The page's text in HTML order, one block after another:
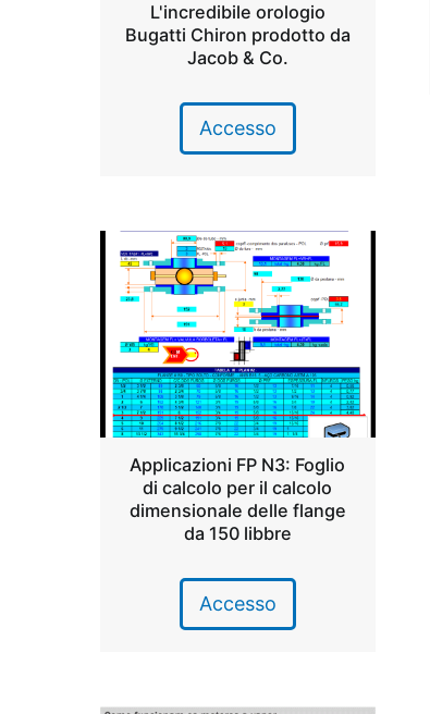
L'incredibile orologio
Bugatti Chiron prodotto da
Jacob & Co.
Accesso
Applicazioni FP N3: Foglio
di calcolo per il calcolo
dimensionale delle flange
da 150 libbre
Accesso